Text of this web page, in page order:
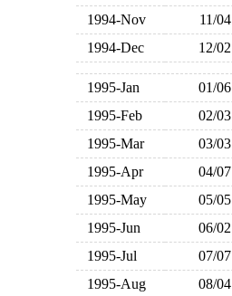
1994-Nov
11/04
1994-Dec
12/02
1995-Jan 01/06
1995-Feb
02/03
1995-Mar
03/03
1995-Apr
04/07
1995-May
05/05
1995-Jun
06/02
1995-Jul
07/07
1995-Aug
08/04